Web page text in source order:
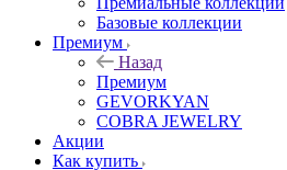
Базовые коллекции
Премиум
Назад
Премиум
GEVORKYAN
COBRA JEWELRY
Акции
Как купить